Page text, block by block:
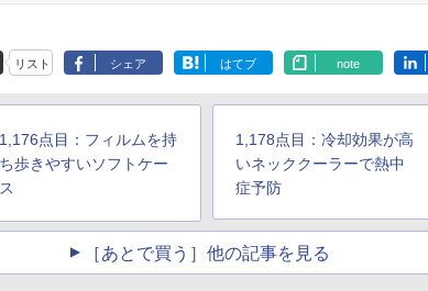
リスト シェア はてブ note
1,176点目：フィルムを持
ち歩きやすいソフトケー
ス
1,178点目：冷却効果が高
いネッククーラーで熱中
症予防
［あとで買う］他の記事を見る